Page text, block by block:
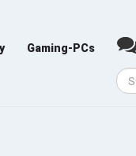
Gaming-PCs